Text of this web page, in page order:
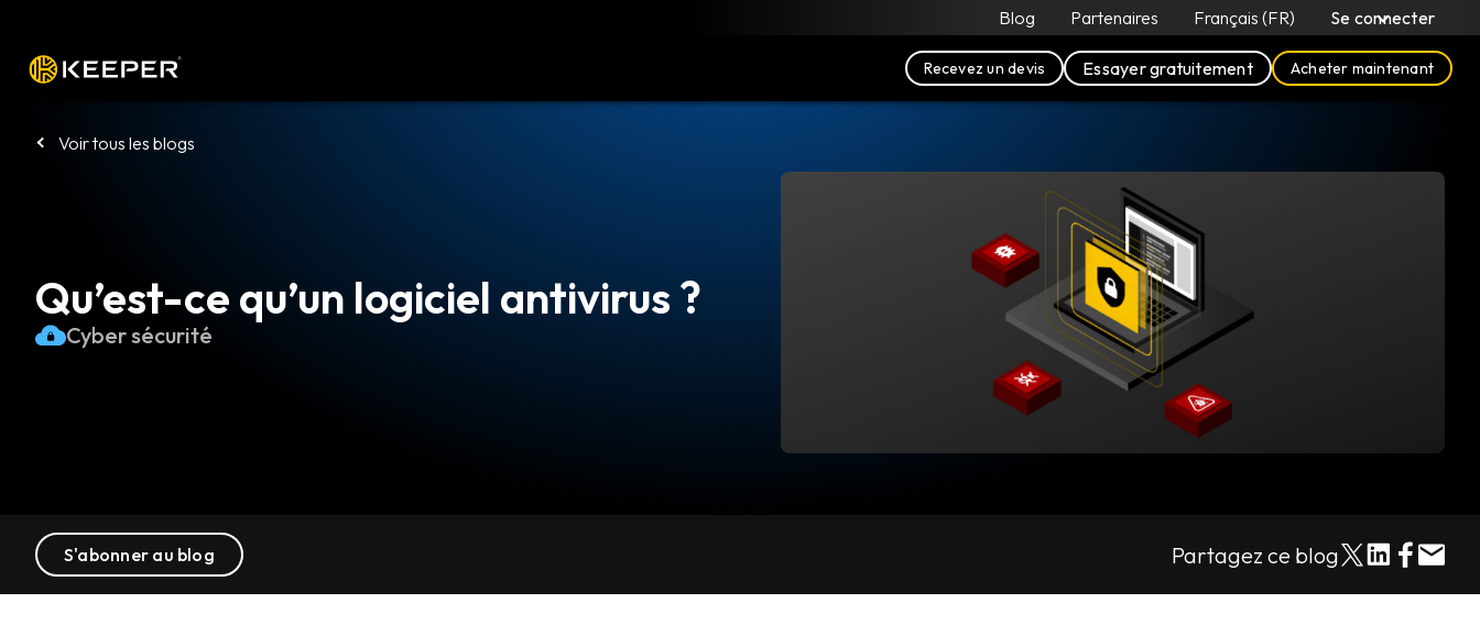
Blog Partenaires Français (FR) Se connecter
Recevez un devis Essayer gratuitement Acheter maintenant
Voir tous les blogs
Qu’est-ce qu’un logiciel antivirus ?
Cyber sécurité
S'abonner au blog Partagez ce blog